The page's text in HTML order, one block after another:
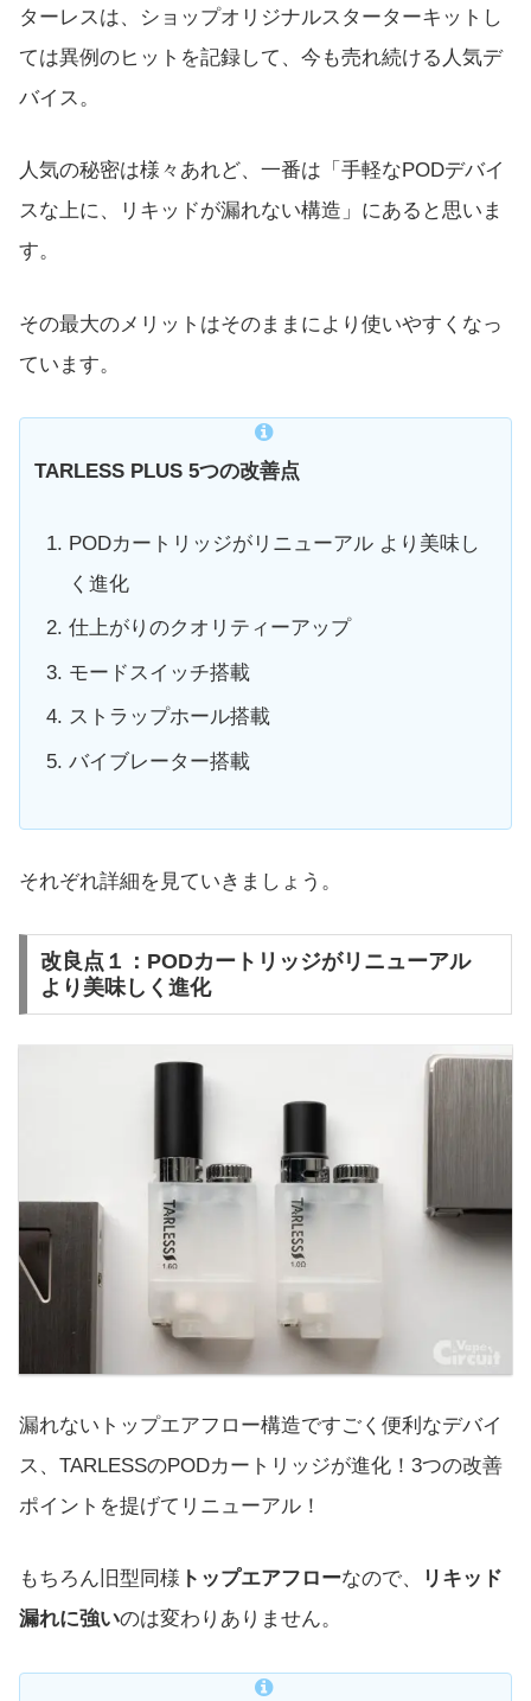
ターレスは、ショップオリジナルスターターキットし
ては異例のヒットを記録して、今も売れ続ける人気デ
バイス。
人気の秘密は様々あれど、一番は「手軽なPODデバイ
スな上に、リキッドが漏れない構造」にあると思いま
す。
その最大のメリットはそのままにより使いやすくなっ
ています。
TARLESS PLUS 5つの改善点
PODカートリッジがリニューアル より美味し
く進化
仕上がりのクオリティーアップ
モードスイッチ搭載
ストラップホール搭載
バイブレーター搭載
それぞれ詳細を見ていきましょう。
改良点１：PODカートリッジがリニューアル
より美味しく進化
漏れないトップエアフロー構造ですごく便利なデバイ
ス、TARLESSのPODカートリッジが進化！3つの改善
ポイントを提げてリニューアル！
もちろん旧型同様 トップエアフローなので、
リキッド
漏れに強いのは変わりありません。